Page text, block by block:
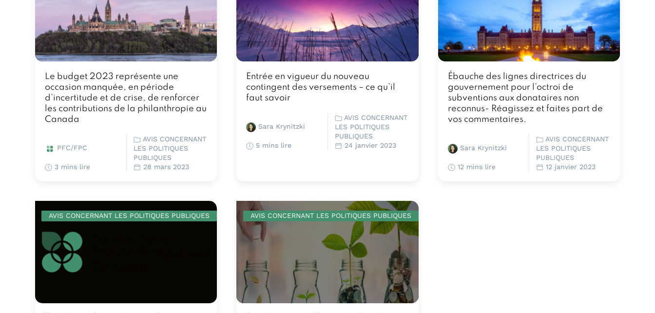
Le budget 2023 représente une
occasion manquée, en période
d’incertitude et de crise, de renforcer
les contributions de la philanthropie au
Canada
PFC/FPC
AVIS CONCERNANT
LES POLITIQUES
PUBLIQUES
3 mins lire
28 mars 2023
Entrée en vigueur du nouveau
contingent des versements – ce qu’il
faut savoir
Sara Krynitzki
AVIS CONCERNANT
LES POLITIQUES
PUBLIQUES
5 mins lire
24 janvier 2023
Ébauche des lignes directrices du
gouvernement pour l’octroi de
subventions aux donataires non
reconnus- Réagissez et faites part de
vos commentaires.
Sara Krynitzki
AVIS CONCERNANT
LES POLITIQUES
PUBLIQUES
12 mins lire
12 janvier 2023
AVIS CONCERNANT LES POLITIQUES PUBLIQUES AVIS CONCERNANT LES POLITIQUES PUBLIQUES